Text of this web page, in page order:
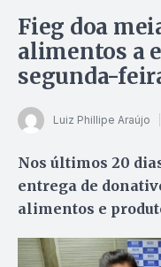
Fieg doa
alimentos a
segunda-
Luiz Phillipe Araújo
Nos últimos 20
entrega de
alimentos e